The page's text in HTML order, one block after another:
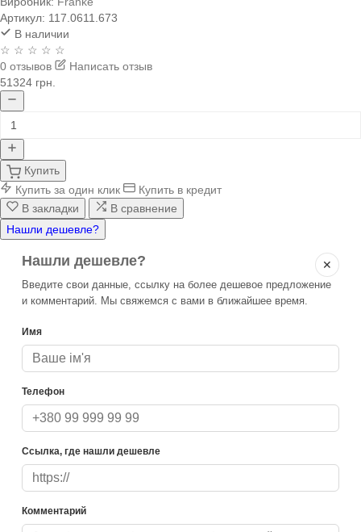
Артикул: 117.0611.673
В наличии
☆ ☆ ☆ ☆ ☆
0 отзывов
Написать отзыв
51324 грн.
Купить
Купить за один клик
Купить в кредит
В закладки
В сравнение
Нашли дешевле?
✕
Нашли дешевле?
Введите свои данные, ссылку на более дешевое предложение
и комментарий. Мы свяжемся с вами в ближайшее время.
Имя
Телефон
Ссылка, где нашли дешевле
Комментарий